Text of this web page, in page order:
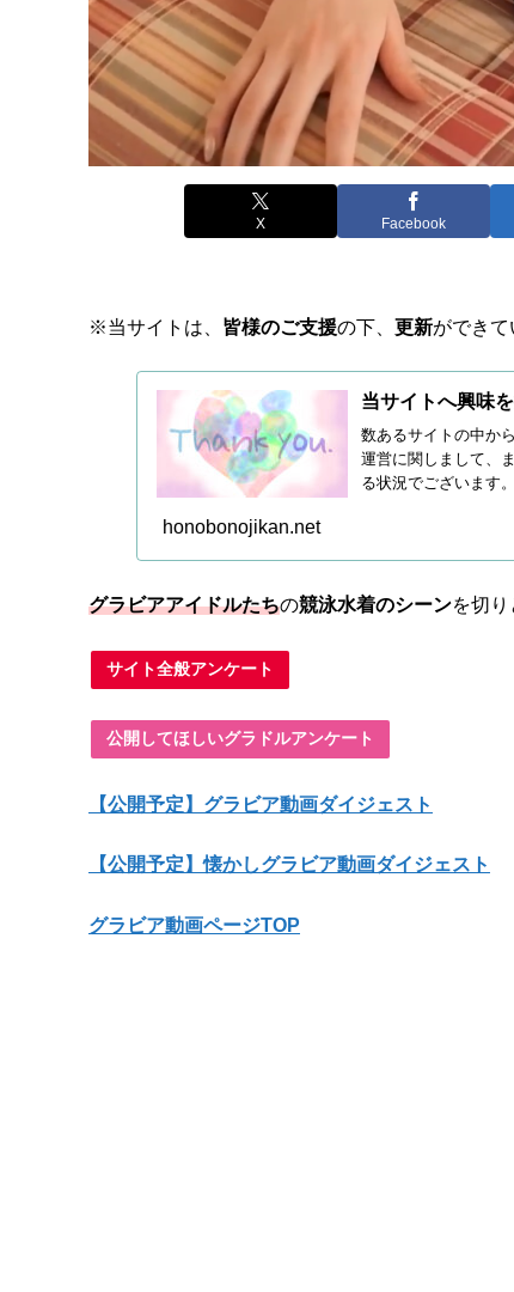
X Facebook
※当サイトは、 皆様のご支援の下、 更新ができて
当サイトへ興味
数あるサイトの中か
運営に関しまして、
る状況でございます
honobonojikan.net
グラビアアイドルたちの競泳水着のシーンを切り
サイト全般アンケート
公開してほしいグラドルアンケート
【公開予定】グラビア動画ダイジェスト
【公開予定】懐かしグラビア動画ダイジェスト
グラビア動画ページTOP